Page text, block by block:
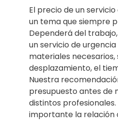
El precio de un
un tema que siempre
Dependerá del
un servicio de
materiales necesarios,
desplazamiento, el
Nuestra
presupuesto antes de
distintos
importante la relación